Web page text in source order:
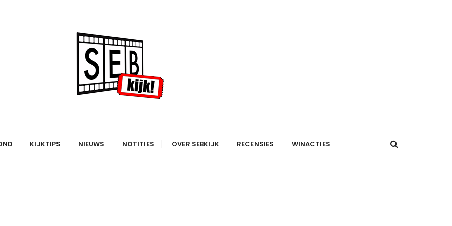
KIJKTIPS NIEUWS NOTITIES OVER SEBKIJK RECENSIES WINACTIES